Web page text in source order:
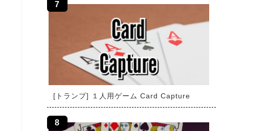
[トランプ] １人用ゲーム Card Capture